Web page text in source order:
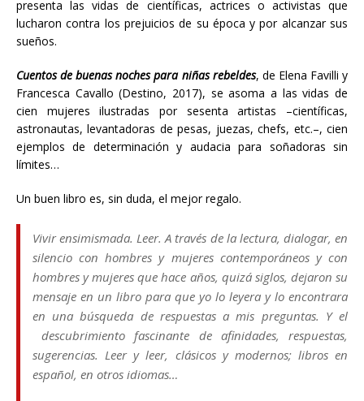
presenta las vidas de científicas, actrices o activistas que
lucharon contra los prejuicios de su época y por alcanzar sus
sueños.
Cuentos de buenas noches para niñas rebeldes, de Elena Favilli y
Francesca Cavallo (Destino, 2017), se asoma a las vidas de
cien mujeres ilustradas por sesenta artistas –científicas,
astronautas, levantadoras de pesas, juezas, chefs, etc.–, cien
ejemplos de determinación y audacia para soñadoras sin
límites…
Un buen libro es, sin duda, el mejor regalo.
Vivir ensimismada. Leer. A través de la lectura, dialogar, en
silencio con hombres y mujeres contemporáneos y con
hombres y mujeres que hace años, quizá siglos, dejaron su
mensaje en un libro para que yo lo leyera y lo encontrara
en una búsqueda de respuestas a mis preguntas. Y el
descubrimiento fascinante de afinidades, respuestas,
sugerencias. Leer y leer, clásicos y modernos; libros en
español, en otros idiomas…